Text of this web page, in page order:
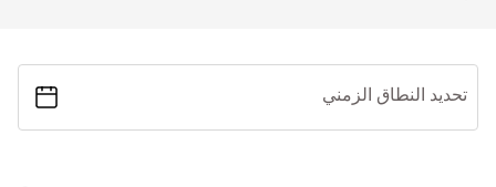
تحديد النطاق الزمني